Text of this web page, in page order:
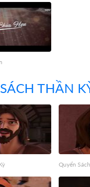
THẦN
Quyển